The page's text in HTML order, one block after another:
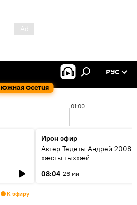
Южная Осетия
РУС
01:00
Ирон эфир
Актер Тедеты Андрей 2008
хæсты тыххæй
08:04 26 мин
К эфиру